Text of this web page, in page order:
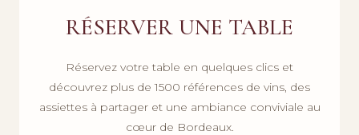
RÉSERVER UNE TABLE
Réservez votre table en quelques clics et
découvrez plus de 1500 références de vins, des
assiettes à partager et une ambiance conviviale au
cœur de Bordeaux.